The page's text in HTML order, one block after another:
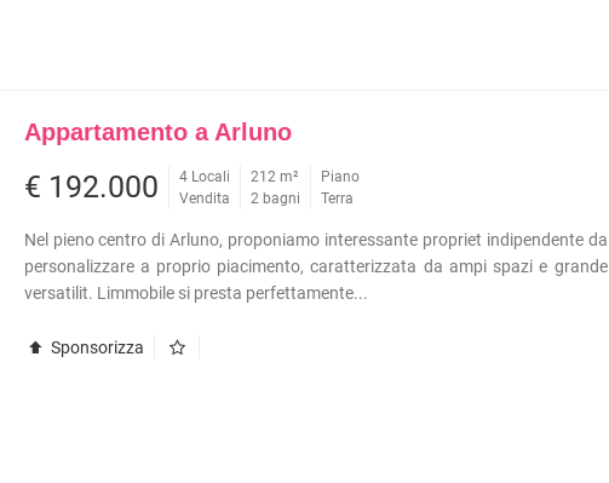
Appartamento a Arluno
€ 192.000
4 Locali
Vendita
212 m²
2 bagni
Piano
Terra
Nel pieno centro di Arluno, proponiamo interessante propriet indipendente da
personalizzare a proprio piacimento, caratterizzata da ampi spazi e grande
versatilit. Limmobile si presta perfettamente...
Sponsorizza